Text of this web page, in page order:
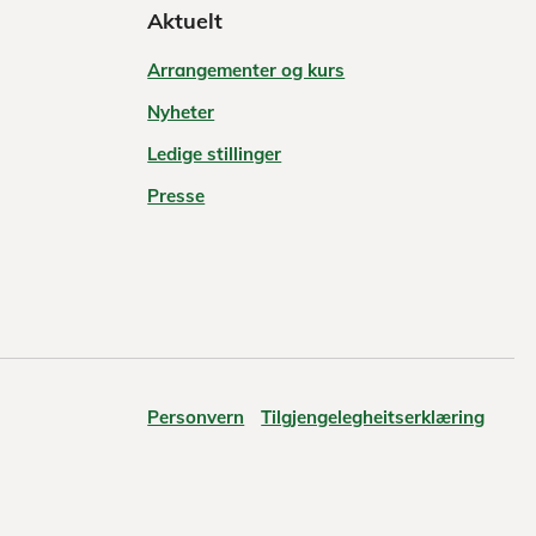
Aktuelt
Arrangementer og kurs
Nyheter
Ledige stillinger
Presse
Personvern Tilgjengelegheitserklæring